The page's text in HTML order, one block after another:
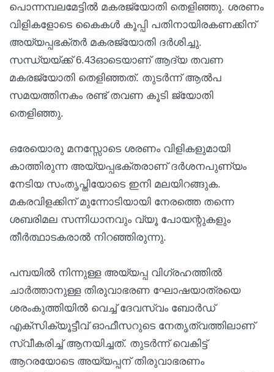
പൊന്നമ്പലമേട്ടില്‍ മകരജ്യോതി തെളിഞ്ഞു. ശരണം
വിളികളോടെ കൈകള്‍ കൂപ്പി പതിനായിരകണക്കിന്
അയ്യപ്പഭക്തര്‍ മകരജ്യോതി ദര്‍ശിച്ചു.
സന്ധ്യയ്ക്ക് 6.43ഓടെയാണ് ആദ്യ തവണ
മകരജ്യോതി തെളിഞ്ഞത്. തുടര്‍ന്ന് ആല്‍പ
സമയത്തിനകം രണ്ട് തവണ കൂടി ജ്യോതി
തെളിഞ്ഞു.
ഒരേയൊരു മനസ്സോടെ ശരണം വിളികളുമായി
കാത്തിരുന്ന അയ്യപ്പഭക്തരാണ് ദര്‍ശനപുണ്യം
നേടിയ സംതൃപ്തിയോടെ ഇനി മലയിറങ്ങുക.
മകരവിളക്കിന് മുന്നോടിയായി നേരത്തെ തന്നെ
ശബരിമല സന്നിധാനവും വ്യൂ പോയന്റുകളും
തീര്‍ത്ഥാടകരാല്‍ നിറഞ്ഞിരുന്നു.
പമ്പയില്‍ നിന്നുള്ള അയ്യപ്പ വിഗ്രഹത്തില്‍
ചാര്‍ത്താനുള്ള തിരുവാഭരണ ഘോഷയാത്രയെ
ശരംകുത്തിയില്‍ വെച്ച് ദേവസ്വം ബോര്‍ഡ്
എക്‌സിക്യൂട്ടീവ് ഓഫീസറുടെ നേതൃത്വത്തിലാണ്
സ്വീകരിച്ച് ആനയിച്ചത്. തുടര്‍ന്ന് വെകിട്ട്
ആറരയോടെ അയ്യപ്പന് തിരുവാഭരണം